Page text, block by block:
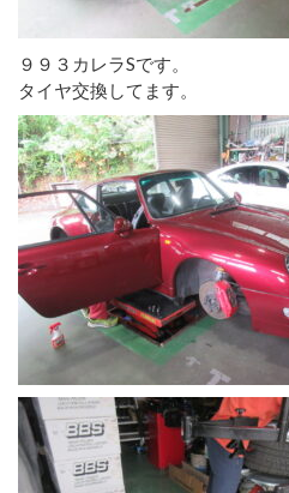
９９３カレラSです。
タイヤ交換してます。